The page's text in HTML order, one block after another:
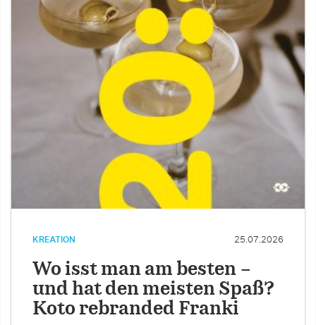
KREATION 25.07.2026
Wo isst man am besten –
und hat den meisten Spaß?
Koto rebranded Franki